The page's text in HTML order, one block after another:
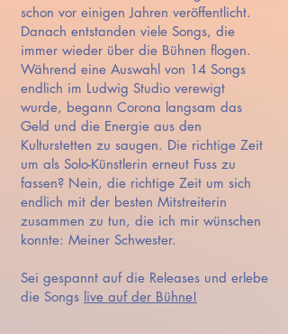
schon vor einigen Jahren veröffentlicht.
Danach entstanden viele Songs, die
immer wieder über die Bühnen flogen.
Während eine Auswahl von 14 Songs
endlich im Ludwig Studio verewigt
wurde, begann Corona langsam das
Geld und die Energie aus den
Kulturstetten zu saugen. Die richtige Zeit
um als Solo-Künstlerin erneut Fuss zu
fassen? Nein, die richtige Zeit um sich
endlich mit der besten Mitstreiterin
zusammen zu tun, die ich mir wünschen
konnte: Meiner Schwester.
Sei gespannt auf die Releases und erlebe
die Songs live auf der Bühne!